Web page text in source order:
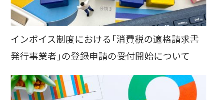
インボイス制度における「消費税の適格請求書
発行事業者」の登録申請の受付開始について